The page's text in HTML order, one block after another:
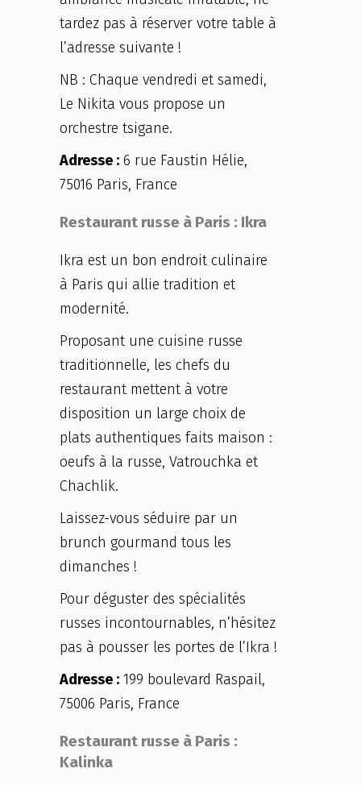
tardez pas à réserver votre table à
l’adresse suivante !
NB : Chaque vendredi et samedi,
Le Nikita vous propose un
orchestre tsigane.
Adresse : 6 rue Faustin Hélie,
75016 Paris, France
Restaurant russe à Paris : Ikra
Ikra est un bon endroit culinaire
à Paris qui allie tradition et
modernité.
Proposant une cuisine russe
traditionnelle, les chefs du
restaurant mettent à votre
disposition un large choix de
plats authentiques faits maison :
oeufs à la russe, Vatrouchka et
Chachlik.
Laissez-vous séduire par un
brunch gourmand tous les
dimanches !
Pour déguster des spécialités
russes incontournables, n’hésitez
pas à pousser les portes de l’Ikra !
Adresse : 199 boulevard Raspail,
75006 Paris, France
Restaurant russe à Paris :
Kalinka